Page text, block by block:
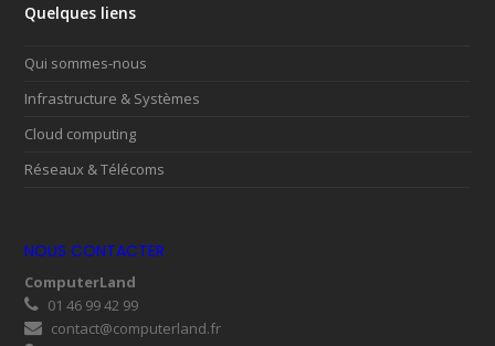
Quelques liens
Qui sommes-nous
Infrastructure & Systèmes
Cloud computing
Réseaux & Télécoms
NOUS CONTACTER
ComputerLand
01 46 99 42 99
contact@computerland.fr